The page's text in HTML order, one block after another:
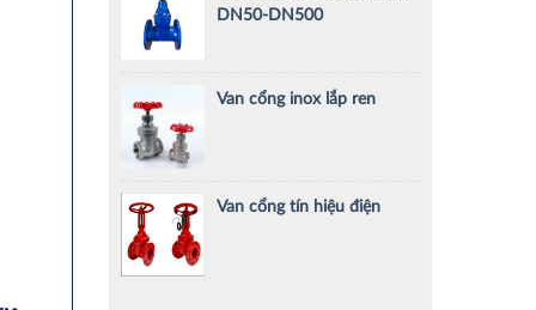
DN50-DN500
Van cổng inox lắp ren
Van cổng tín hiệu điện